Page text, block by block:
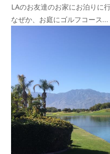
LAのお友達のお家にお泊りに
なぜか、お庭にゴルフコース…